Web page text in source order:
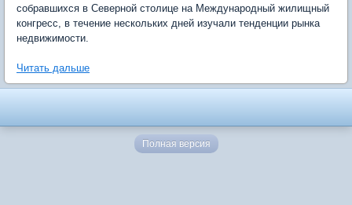
собравшихся в Северной столице на Международный жилищный
конгресс, в течение нескольких дней изучали тенденции рынка
недвижимости.
Читать дальше
Полная версия